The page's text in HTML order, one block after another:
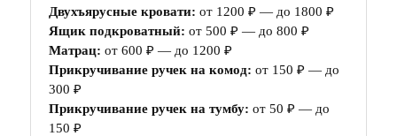
Двухъярусные кровати: от 1200 ₽ — до 1800 ₽
Ящик подкроватный: от 500 ₽ — до 800 ₽
Матрац: от 600 ₽ — до 1200 ₽
Прикручивание ручек на комод: от 150 ₽ — до
300 ₽
Прикручивание ручек на тумбу: от 50 ₽ — до
150 ₽